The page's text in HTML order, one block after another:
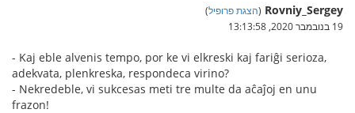
Rovniy_Sergey
(הצגת פרופיל)
19 בנובמבר 2020, 13:13:58
- Kaj eble alvenis tempo, por ke vi elkreski kaj fariĝi serioza,
adekvata, plenkreska, respondeca virino?
- Nekredeble, vi sukcesas meti tre multe da aĉaĵoj en unu
frazon!